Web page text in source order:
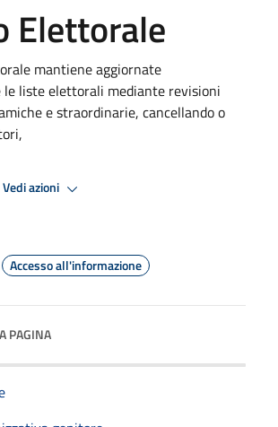
Elettorale
mantiene aggiornate
liste elettorali mediante revisioni
e straordinarie, cancellando o
Vedi azioni
Accesso all'informazione
PAGINA